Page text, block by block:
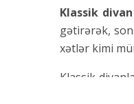
Klassik divan
gətirərək,
xətlər kimi
Klassik